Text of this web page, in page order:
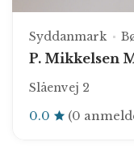
Syddanmark
P. Mikkelsen
Slåenvej 2
0.0 (0